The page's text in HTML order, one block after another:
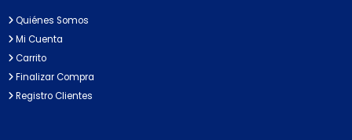
Quiénes Somos
Mi Cuenta
Carrito
Finalizar Compra
Registro Clientes